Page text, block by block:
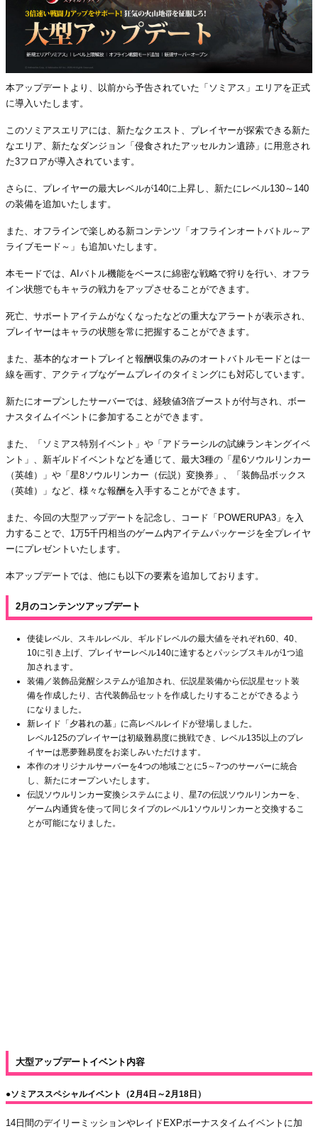
本アップデートより、以前から予告されていた「ソミアス」エリアを正式
に導入いたします。
このソミアスエリアには、新たなクエスト、プレイヤーが探索できる新た
なエリア、新たなダンジョン「侵食されたアッセルカン遺跡」に用意され
た3フロアが導入されています。
さらに、プレイヤーの最大レベルが140に上昇し、新たにレベル130～140
の装備を追加いたします。
また、オフラインで楽しめる新コンテンツ「オフラインオートバトル～ア
ライブモード～」も追加いたします。
本モードでは、AIバトル機能をベースに綿密な戦略で狩りを行い、オフラ
イン状態でもキャラの戦力をアップさせることができます。
死亡、サポートアイテムがなくなったなどの重大なアラートが表示され、
プレイヤーはキャラの状態を常に把握することができます。
また、基本的なオートプレイと報酬収集のみのオートバトルモードとは一
線を画す、アクティブなゲームプレイのタイミングにも対応しています。
新たにオープンしたサーバーでは、経験値3倍ブーストが付与され、ボー
ナスタイムイベントに参加することができます。
また、「ソミアス特別イベント」や「アドラーシルの試練ランキングイベ
ント」、新ギルドイベントなどを通じて、最大3種の「星6ソウルリンカー
（英雄）」や「星8ソウルリンカー（伝説）変換券」、「装飾品ボックス
（英雄）」など、様々な報酬を入手することができます。
また、今回の大型アップデートを記念し、コード「POWERUPA3」を入
力することで、1万5千円相当のゲーム内アイテムパッケージを全プレイヤ
ーにプレゼントいたします。
本アップデートでは、他にも以下の要素を追加しております。
2月のコンテンツアップデート
使徒レベル、スキルレベル、ギルドレベルの最大値をそれぞれ60、40、
10に引き上げ、プレイヤーレベル140に達するとパッシブスキルが1つ追
加されます。
装備／装飾品覚醒システムが追加され、伝説星装備から伝説星セット装
備を作成したり、古代装飾品セットを作成したりすることができるよう
になりました。
新レイド「夕暮れの墓」に高レベルレイドが登場しました。
レベル125のプレイヤーは初級難易度に挑戦でき、レベル135以上のプレ
イヤーは悪夢難易度をお楽しみいただけます。
本作のオリジナルサーバーを4つの地域ごとに5～7つのサーバーに統合
し、新たにオープンいたします。
伝説ソウルリンカー変換システムにより、星7の伝説ソウルリンカーを、
ゲーム内通貨を使って同じタイプのレベル1ソウルリンカーと交換するこ
とが可能になりました。
大型アップデートイベント内容
●ソミアススペシャルイベント（2月4日～2月18日）
14日間のデイリーミッションやレイドEXPボーナスタイムイベントに加